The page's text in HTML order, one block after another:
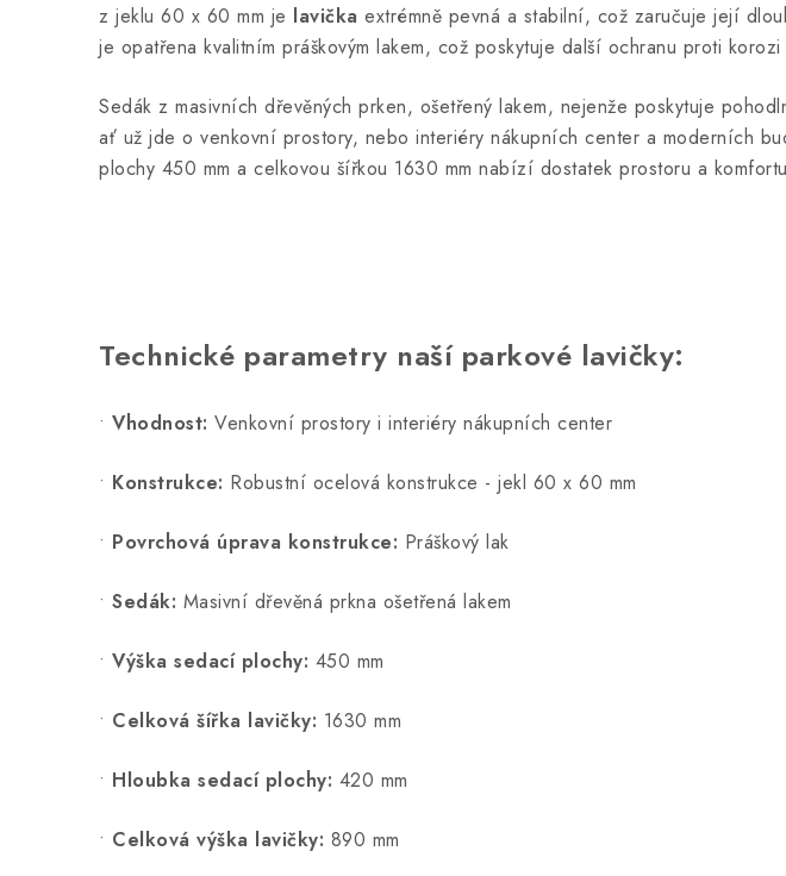
z jeklu 60 x 60 mm je lavička extrémně pevná a stabilní, což zaručuje její
je opatřena kvalitním práškovým lakem, což poskytuje další ochranu proti
Sedák z masivních dřevěných prken, ošetřený lakem, nejenže poskytuje
ať už jde o venkovní prostory, nebo interiéry nákupních center a moderních
plochy 450 mm a celkovou šířkou 1630 mm nabízí dostatek prostoru a
Technické parametry naší parkové lavičky:
• Vhodnost: Venkovní prostory i interiéry nákupních center
• Konstrukce: Robustní ocelová konstrukce - jekl 60 x 60 mm
• Povrchová úprava konstrukce: Práškový lak
• Sedák: Masivní dřevěná prkna ošetřená lakem
• Výška sedací plochy: 450 mm
• Celková šířka lavičky: 1630 mm
• Hloubka sedací plochy: 420 mm
• Celková výška lavičky: 890 mm